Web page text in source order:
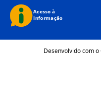
Desenvolvido com